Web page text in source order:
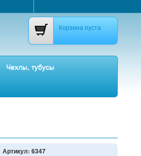
Корзина пуста
Чехлы, тубусы
Артикул: 6347